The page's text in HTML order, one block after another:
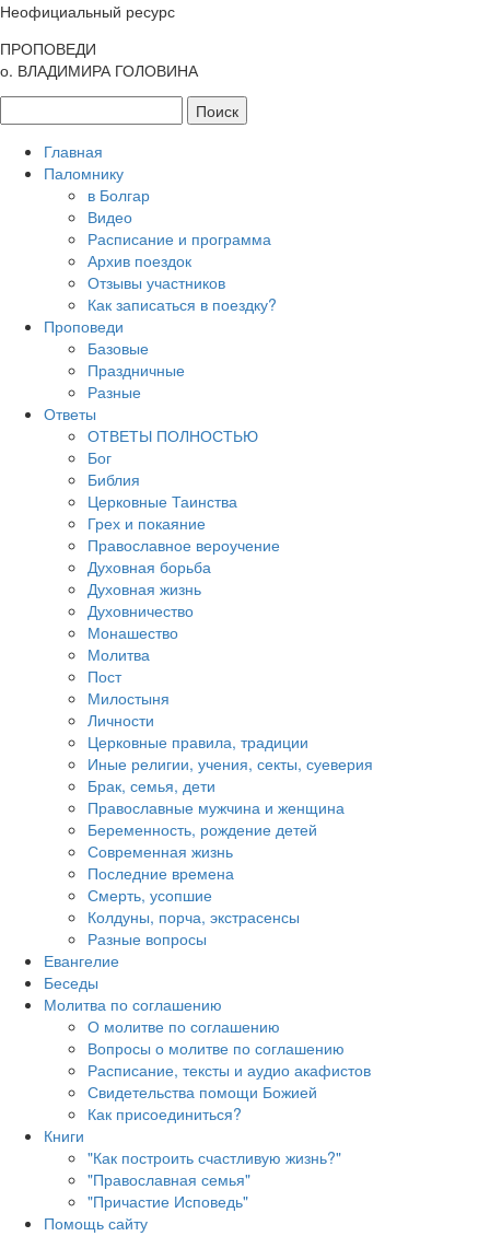
Неофициальный ресурс
ПРОПОВЕДИ
о. ВЛАДИМИРА ГОЛОВИНА
Главная
Паломнику
в Болгар
Видео
Расписание и программа
Архив поездок
Отзывы участников
Как записаться в поездку?
Проповеди
Базовые
Праздничные
Разные
Ответы
ОТВЕТЫ ПОЛНОСТЬЮ
Бог
Библия
Церковные Таинства
Грех и покаяние
Православное вероучение
Духовная борьба
Духовная жизнь
Духовничество
Монашество
Молитва
Пост
Милостыня
Личности
Церковные правила, традиции
Иные религии, учения, секты, суеверия
Брак, семья, дети
Православные мужчина и женщина
Беременность, рождение детей
Современная жизнь
Последние времена
Смерть, усопшие
Колдуны, порча, экстрасенсы
Разные вопросы
Евангелие
Беседы
Молитва по соглашению
О молитве по соглашению
Вопросы о молитве по соглашению
Расписание, тексты и аудио акафистов
Свидетельства помощи Божией
Как присоединиться?
Книги
"Как построить счастливую жизнь?"
"Православная семья"
"Причастие Исповедь"
Помощь сайту